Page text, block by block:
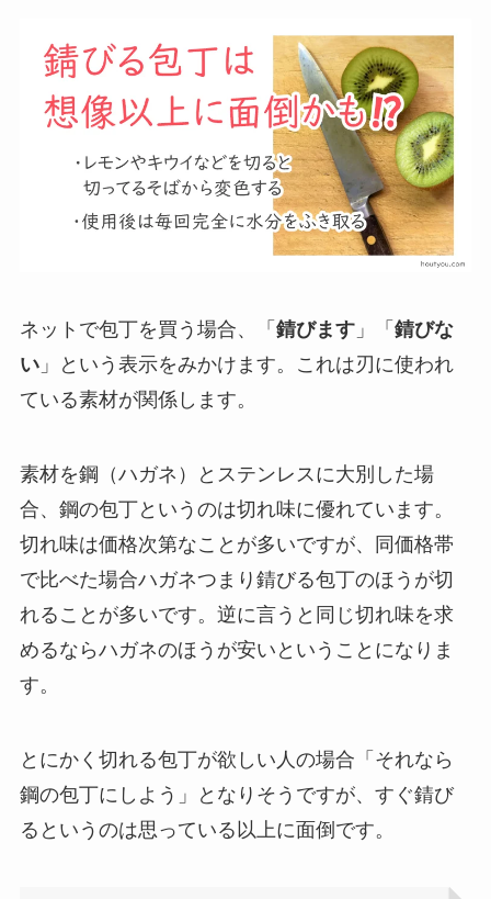
ネットで包丁を買う場合、「 錆びます」「 錆びな
い」という表示をみかけます。これは刃に使われ
ている素材が関係します。
素材を鋼（ハガネ）とステンレスに大別した場
合、鋼の包丁というのは切れ味に優れています。
切れ味は価格次第なことが多いですが、同価格帯
で比べた場合ハガネつまり錆びる包丁のほうが切
れることが多いです。逆に言うと同じ切れ味を求
めるならハガネのほうが安いということになりま
す。
とにかく切れる包丁が欲しい人の場合「それなら
鋼の包丁にしよう」となりそうですが、すぐ錆び
るというのは思っている以上に面倒です。